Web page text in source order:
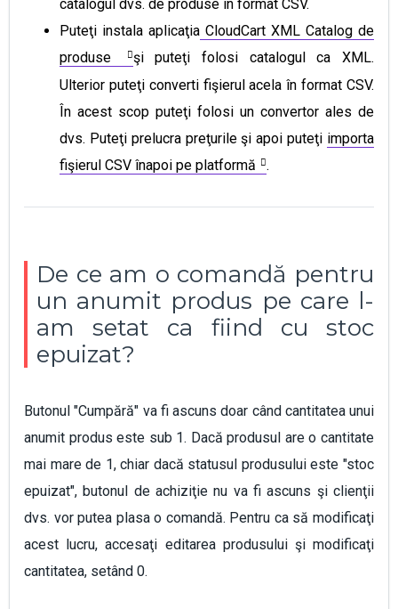
catalogul dvs. de produse în format CSV.
Puteţi instala aplicaţia CloudCart XML Catalog de
produse
şi puteţi folosi catalogul ca XML.
Ulterior puteţi converti fişierul acela în format CSV.
În acest scop puteţi folosi un convertor ales de
dvs. Puteţi prelucra preţurile şi apoi puteţi importa
fişierul CSV înapoi pe platformă
.
De ce am o comandă pentru
un anumit produs pe care l-
am setat ca fiind cu stoc
epuizat?
Butonul "Cumpără" va fi ascuns doar când cantitatea unui
anumit produs este sub 1. Dacă produsul are o cantitate
mai mare de 1, chiar dacă statusul produsului este "stoc
epuizat", butonul de achiziţie nu va fi ascuns şi clienţii
dvs. vor putea plasa o comandă. Pentru ca să modificaţi
acest lucru, accesaţi editarea produsului şi modificaţi
cantitatea, setând 0.